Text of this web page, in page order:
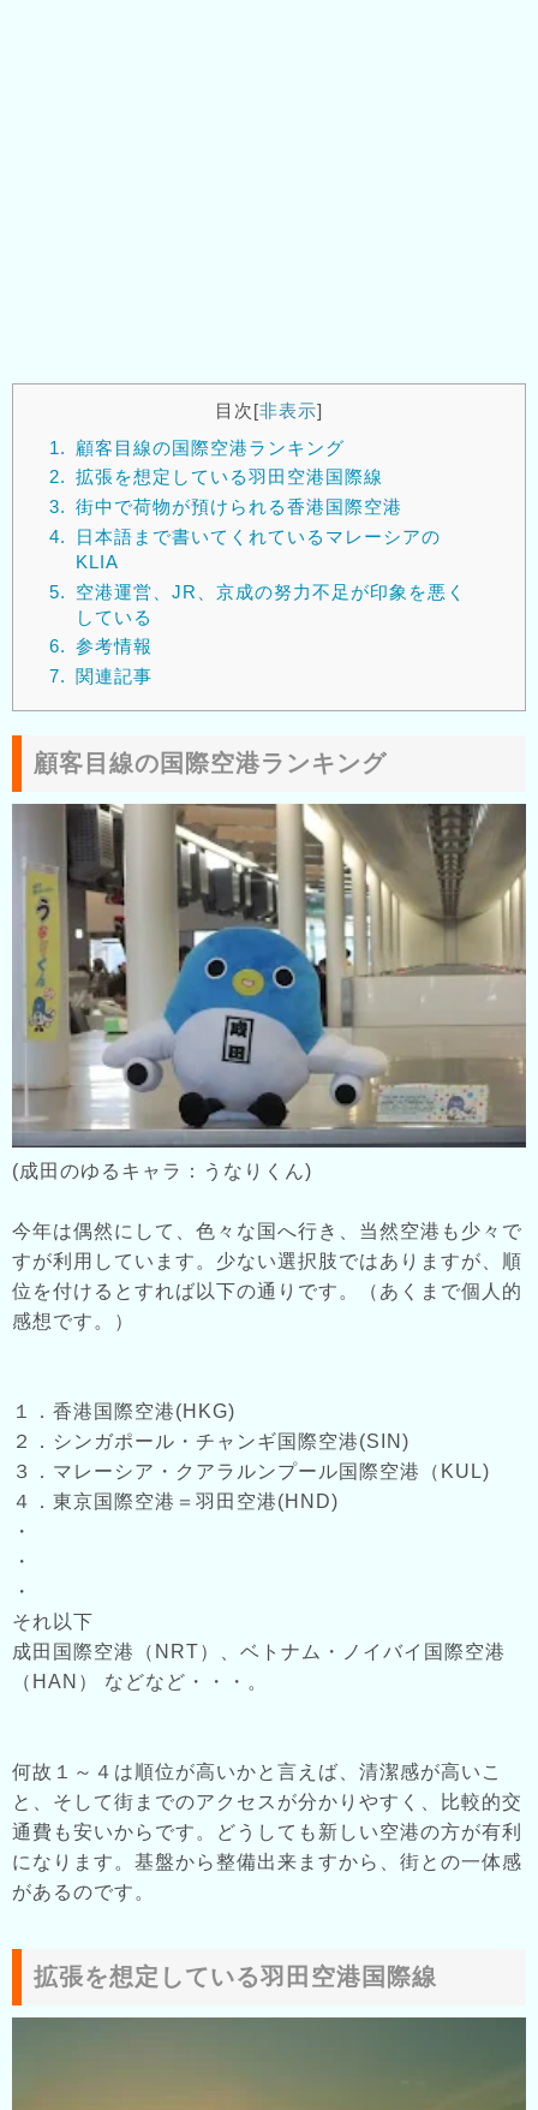
目次[非表示]
1.
顧客目線の国際空港ランキング
2. 拡張を想定している羽田空港国際線
3. 街中で荷物が預けられる香港国際空港
4.
日本語まで書いてくれているマレーシアの
KLIA
5.
空港運営、JR、京成の努力不足が印象を悪く
している
6. 参考情報
7.
関連記事
顧客目線の国際空港ランキング
(成田のゆるキャラ：うなりくん)
今年は偶然にして、色々な国へ行き、当然空港も少々で
すが利用しています。少ない選択肢ではありますが、順
位を付けるとすれば以下の通りです。（あくまで個人的
感想です。）
１．香港国際空港(HKG)
２．シンガポール・チャンギ国際空港(SIN)
３．マレーシア・クアラルンプール国際空港（KUL)
４．東京国際空港＝羽田空港(HND)
・
・
・
それ以下
成田国際空港（NRT）、ベトナム・ノイバイ国際空港
（HAN） などなど・・・。
何故１～４は順位が高いかと言えば、清潔感が高いこ
と、そして街までのアクセスが分かりやすく、比較的交
通費も安いからです。どうしても新しい空港の方が有利
になります。基盤から整備出来ますから、街との一体感
があるのです。
拡張を想定している羽田空港国際線